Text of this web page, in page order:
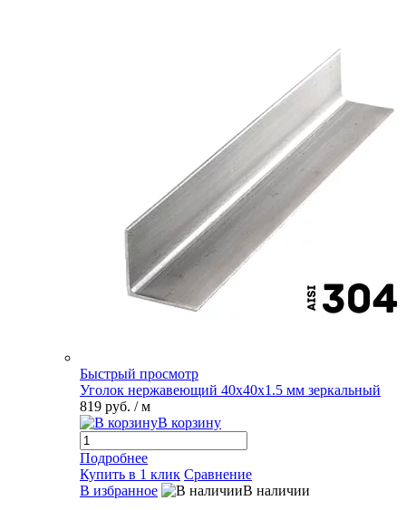
Быстрый просмотр
Уголок нержавеющий 40х40х1.5 мм зеркальный
819 руб. / м
В корзину
Подробнее
Купить в 1 клик Сравнение
В избранное
В наличии